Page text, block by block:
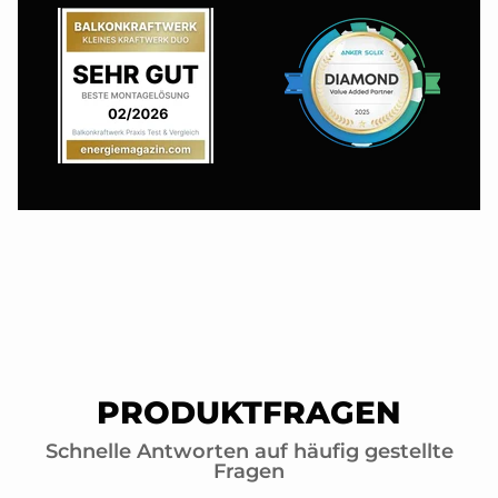
PRODUKTFRAGEN
Schnelle Antworten auf häufig gestellte
Fragen